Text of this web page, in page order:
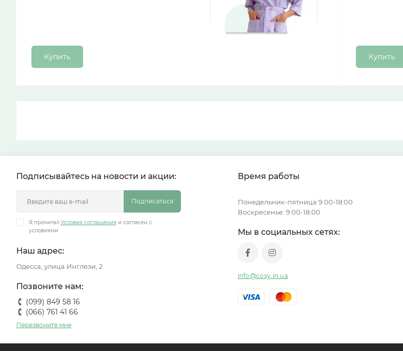
Купить Купить
Подписывайтесь на новости и акции:
Подписаться
Я прочитал Условия соглашения и согласен с
условиями
Наш адрес:
Одесса, улица Инглези, 2
Позвоните нам:
(099) 849 58 16
(066) 761 41 66
Перезвоните мне
Время работы
Понедельник-пятница 9:00-18:00
Воскресенье: 9:00-18:00
Мы в социальных сетях:
info@cosy.in.ua